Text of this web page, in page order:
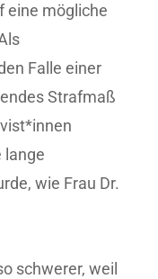
eine mögliche
Falle einer
Strafmaß
lange
wie Frau Dr.
schwerer, weil